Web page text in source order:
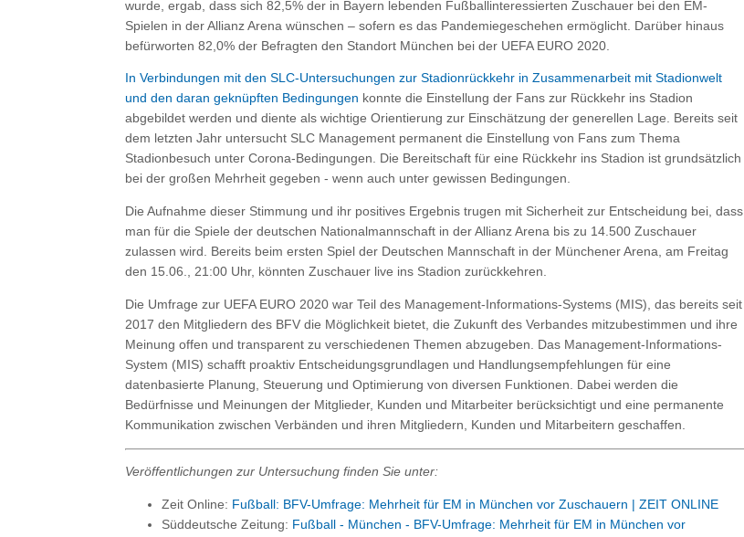
wurde, ergab, dass sich 82,5% der in Bayern lebenden Fußballinteressierten Zuschauer bei den EM-
Spielen in der Allianz Arena wünschen – sofern es das Pandemiegeschehen ermöglicht. Darüber hinaus
befürworten 82,0% der Befragten den Standort München bei der UEFA EURO 2020.
In Verbindungen mit den SLC-Untersuchungen zur Stadionrückkehr in Zusammenarbeit mit Stadionwelt
und den daran geknüpften Bedingungen konnte die Einstellung der Fans zur Rückkehr ins Stadion
abgebildet werden und diente als wichtige Orientierung zur Einschätzung der generellen Lage. Bereits seit
dem letzten Jahr untersucht SLC Management permanent die Einstellung von Fans zum Thema
Stadionbesuch unter Corona-Bedingungen. Die Bereitschaft für eine Rückkehr ins Stadion ist grundsätzlich
bei der großen Mehrheit gegeben - wenn auch unter gewissen Bedingungen.
Die Aufnahme dieser Stimmung und ihr positives Ergebnis trugen mit Sicherheit zur Entscheidung bei, dass
man für die Spiele der deutschen Nationalmannschaft in der Allianz Arena bis zu 14.500 Zuschauer
zulassen wird. Bereits beim ersten Spiel der Deutschen Mannschaft in der Münchener Arena, am Freitag
den 15.06., 21:00 Uhr, könnten Zuschauer live ins Stadion zurückkehren.
Die Umfrage zur UEFA EURO 2020 war Teil des Management-Informations-Systems (MIS), das bereits seit
2017 den Mitgliedern des BFV die Möglichkeit bietet, die Zukunft des Verbandes mitzubestimmen und ihre
Meinung offen und transparent zu verschiedenen Themen abzugeben. Das Management-Informations-
System (MIS) schafft proaktiv Entscheidungsgrundlagen und Handlungsempfehlungen für eine
datenbasierte Planung, Steuerung und Optimierung von diversen Funktionen. Dabei werden die
Bedürfnisse und Meinungen der Mitglieder, Kunden und Mitarbeiter berücksichtigt und eine permanente
Kommunikation zwischen Verbänden und ihren Mitgliedern, Kunden und Mitarbeitern geschaffen.
Veröffentlichungen zur Untersuchung finden Sie unter:
Zeit Online: Fußball: BFV-Umfrage: Mehrheit für EM in München vor Zuschauern | ZEIT ONLINE
Süddeutsche Zeitung: Fußball - München - BFV-Umfrage: Mehrheit für EM in München vor